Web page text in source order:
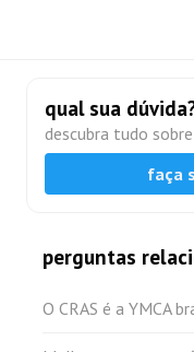
qual sua
descubra tudo
faça
perguntas
O CRAS é a YMCA